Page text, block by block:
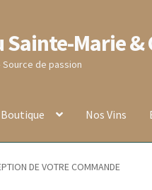
Sainte-Marie
Source de passion
Boutique Nos Vins
Conditions générales de
DE VOTRE COMMANDE